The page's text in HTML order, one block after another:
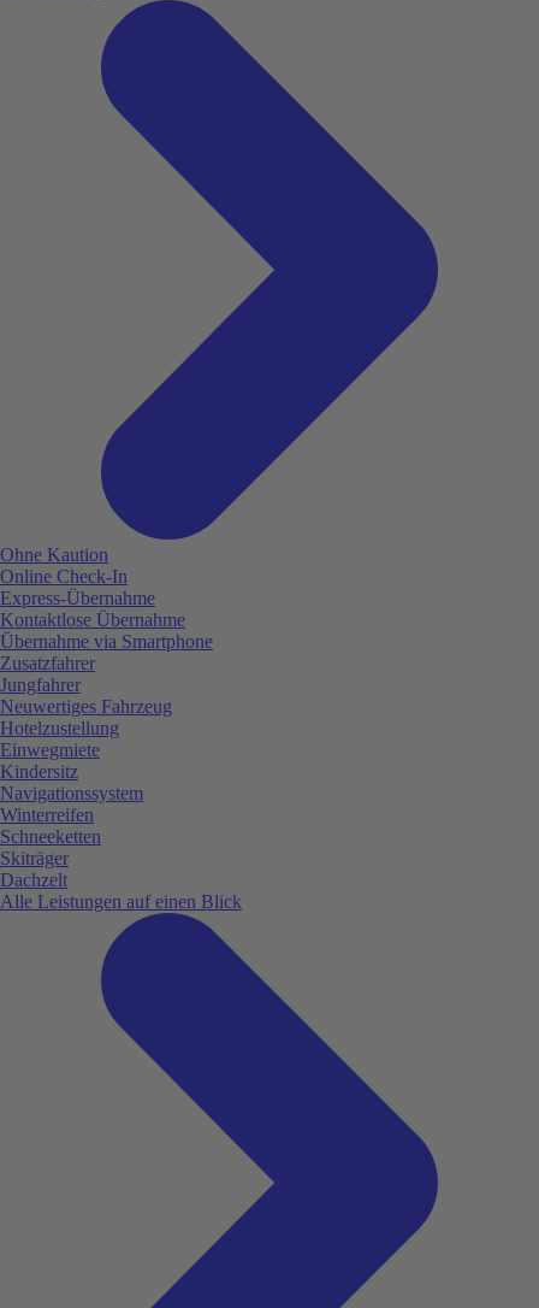
Ohne Kaution
Online Check-In
Express-Übernahme
Kontaktlose Übernahme
Übernahme via Smartphone
Zusatzfahrer
Jungfahrer
Neuwertiges Fahrzeug
Hotelzustellung
Einwegmiete
Kindersitz
Navigationssystem
Winterreifen
Schneeketten
Skiträger
Dachzelt
Alle Leistungen auf einen Blick